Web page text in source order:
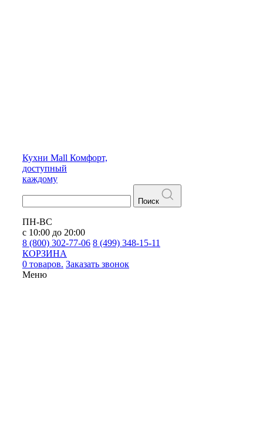
Кухни Mall Комфорт,
доступный
каждому
Поиск
ПН-ВС
с 10:00 до 20:00
8 (800) 302-77-06 8 (499) 348-15-11
КОРЗИНА
0 товаров. Заказать звонок
Меню